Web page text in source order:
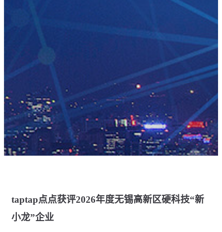
taptap点点获评2026年度无锡高新区硬科技“新
小龙”企业